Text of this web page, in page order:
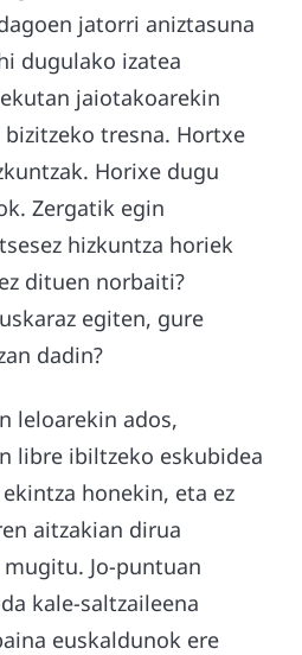
jatorri aniztasuna
dugulako izatea
jaiotakoarekin
tresna. Hortxe
Horixe dugu
Zergatik egin
hizkuntza horiek
dituen norbaiti?
egiten, gure
dadin?
leloarekin ados,
libre ibiltzeko eskubidea
honekin, eta ez
aitzakian dirua
Jo-puntuan
kale-saltzaileena
euskaldunok ere